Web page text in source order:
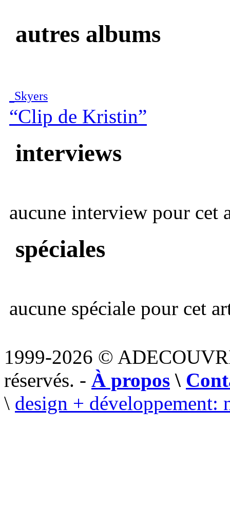
autres albums
Skyers
“Clip de Kristin”
interviews
aucune interview pour cet
spéciales
aucune spéciale pour cet
1999-2026 ©
réservés. - À propos \
\ design + développement: